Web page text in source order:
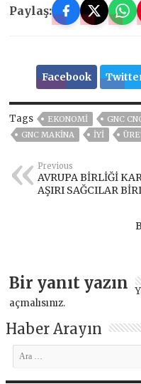
Paylaş:
Facebook
Tags EKONOMİ
GNC
GNC MAKINA
İYİ
Previous
AVRUPA BİRLİĞİ
AŞIRI SAĞCILAR
Bir yanıt yazın
açmalısınız.
Haber Arayın